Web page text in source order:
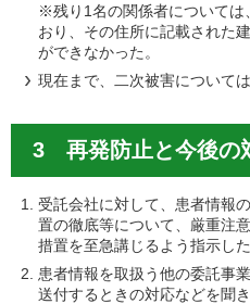
※残り1名の関係者については
おり、その住所に記載された
ができなかった。
現在まで、二次被害について
3 再発防止と今後の
受託会社に対して、患者情報
置の徹底等について、厳重注
措置を至急講じるよう指示した
患者情報を取扱う他の委託事
送付するときの対応などを聞